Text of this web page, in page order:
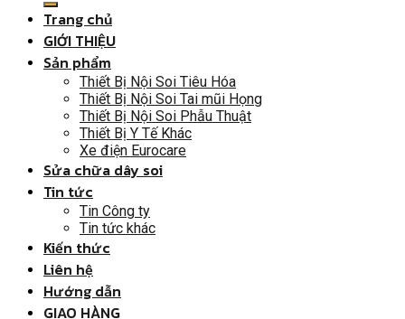
Trang chủ
GIỚI THIỆU
Sản phẩm
Thiết Bị Nội Soi Tiêu Hóa
Thiết Bị Nội Soi Tai mũi Họng
Thiết Bị Nội Soi Phẫu Thuật
Thiết Bị Y Tế Khác
Xe điện Eurocare
Sửa chữa dây soi
Tin tức
Tin Công ty
Tin tức khác
Kiến thức
Liên hệ
Hướng dẫn
GIAO HÀNG